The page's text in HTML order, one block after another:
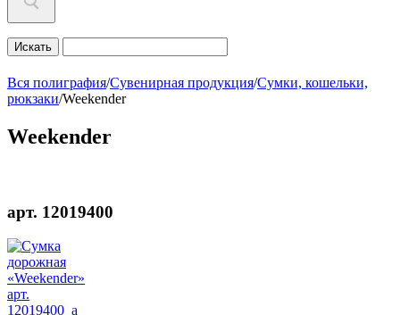
Искать
Вся полиграфия/Сувенирная продукция/Сумки, кошельки,
рюкзаки/Weekender
Weekender
арт. 12019400